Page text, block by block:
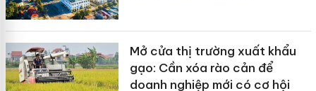
Mở cửa thị trường xuất khẩu
gạo: Cần xóa rào cản để
doanh nghiệp mới có cơ hội